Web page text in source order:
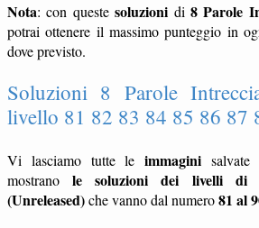
Nota: con questesoluzioni di 8 Parole
potrai ottenere il massimo punteggio in
dove previsto.
Soluzioni 8 Parole
livello 81 82 83 84 85 86 87
Vi lasciamo tutte le immagini
mostranole soluzioni dei livelli di
(Unreleased)che vanno dal numero81 al